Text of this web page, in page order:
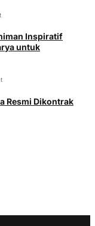
Inspiratif
untuk
Resmi Dikontrak